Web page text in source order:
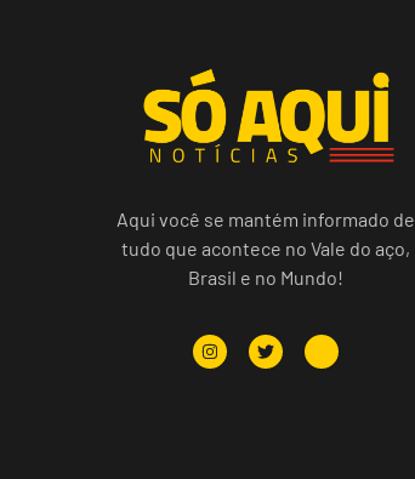
Aqui você se mantém informado de
tudo que acontece no Vale do aço,
Brasil e no Mundo!